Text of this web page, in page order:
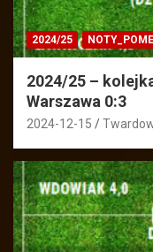
2024/25
2024/25 –
Warszawa 0:3
2024-12-15